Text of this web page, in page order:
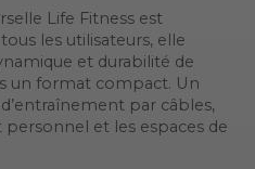
Life Fitness est
les utilisateurs, elle
et durabilité de
un format compact. Un
par câbles,
personnel et les espaces de